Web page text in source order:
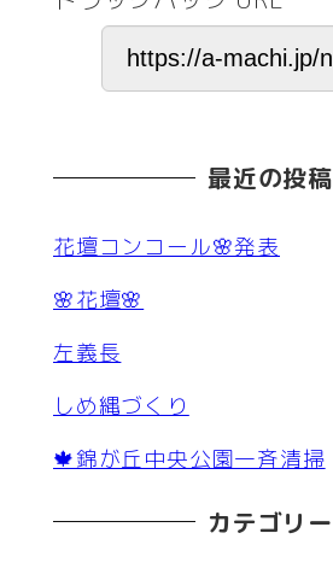
最近の投稿
花壇コンコール🌸発表
🌸花壇🌸
左義長
しめ縄づくり
🍁錦が丘中央公園一斉清掃
カテゴリー